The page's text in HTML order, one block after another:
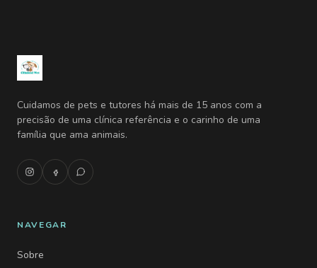
Cuidamos de pets e tutores há mais de 15 anos com a
precisão de uma clínica referência e o carinho de uma
família que ama animais.
NAVEGAR
Sobre